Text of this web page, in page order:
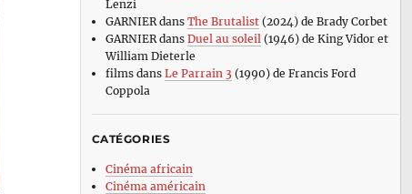
Lenzi
GARNIERdans The Brutalist(2024) de Brady Corbet
GARNIERdans Duel au soleil (1946) de King Vidor et
William Dieterle
filmsdans Le Parrain 3 (1990) de Francis Ford
Coppola
CATÉGORIES
Cinéma africain
Cinéma américain